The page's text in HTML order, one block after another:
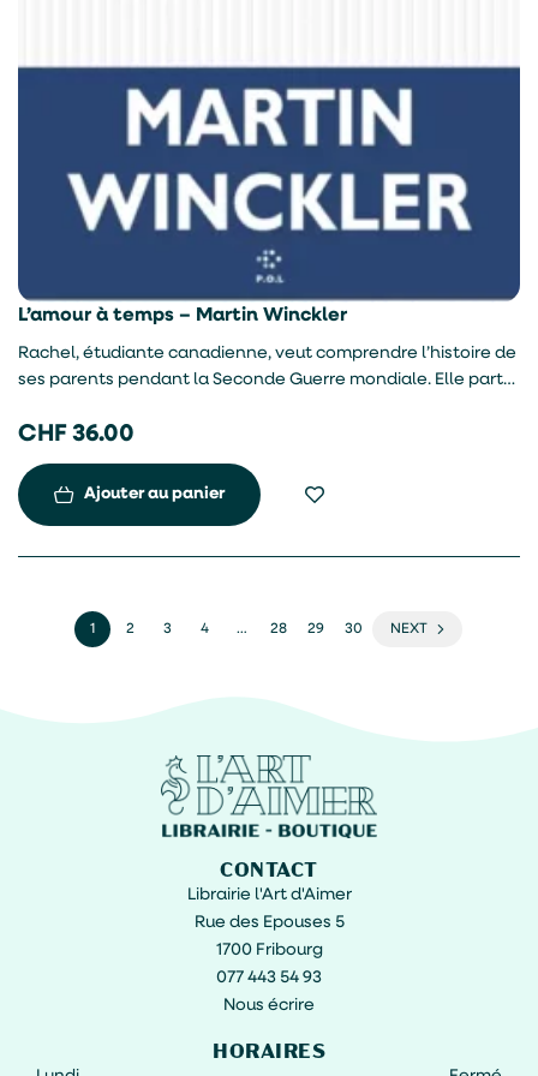
L’amour à temps – Martin Winckler
Rachel, étudiante canadienne, veut comprendre l’histoire de
ses parents pendant la Seconde Guerre mondiale. Elle part
Confrontée à la révolte étudiante, elle entame un voyage
dans le temps, plongeant dans les années d’Occupation
pour dénouer les secrets familiaux et rencontre l’amour au
cours de sa quête.
CHF 36.00
Ajouter au panier
1 2 3 4 … 28 29 30 NEXT
CONTACT
Librairie l'Art d'Aimer
Rue des Epouses 5
1700 Fribourg
077 443 54 93
Nous écrire
HORAIRES